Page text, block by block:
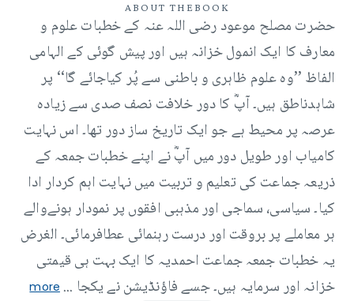
ABOUT THE BOOK
حضرت مصلح موعود رضی اللہ عنہ کے خطبات علوم و
معارف کا ایک انمول خزانہ ہیں اور پیش گوئی کے الہامی
الفاظ ’’وہ علوم ظاہری و باطنی سے پُر کیاجائے گا‘‘ پر
شاہدناطق ہیں۔ آپؓ کا دور خلافت نصف صدی سے زیادہ
عرصہ پر محیط ہے جو ایک تاریخ ساز دور تھا۔ اس نہایت
کامیاب اور طویل دور میں آپؓ نے اپنے خطبات جمعہ کے
ذریعہ جماعت کی تعلیم و تربیت میں نہایت اہم کردار ادا
کیا۔ سیاسی، سماجی اور مذہبی افقوں پر نمودار ہونےوالے
ہر معاملے پر بروقت اور درست رہنمائی عطافرمائی۔ الغرض
یہ خطبات جمعہ جماعت احمدیہ کا ایک بہت ہی قیمتی
خزانہ اور سرمایہ ہیں۔ جسے فاؤنڈیشن نے یکجا ...more